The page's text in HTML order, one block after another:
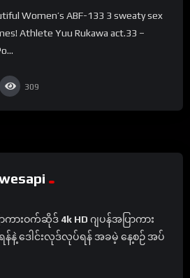
Women’s ABF-133 3 sweaty sex
Athlete Yuu Rukawa act.33 –
309
ာကားဝက်ဆိုဒ် 4k HD ဂျပန်အပြာကား
န်နဲ့ ဒေါင်းလုဒ်လုပ်ရန် အခမဲ့ နေ့စဉ် အပ်